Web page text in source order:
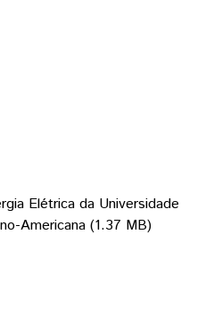
Elétrica da Universidade
Americana (1.37 MB)